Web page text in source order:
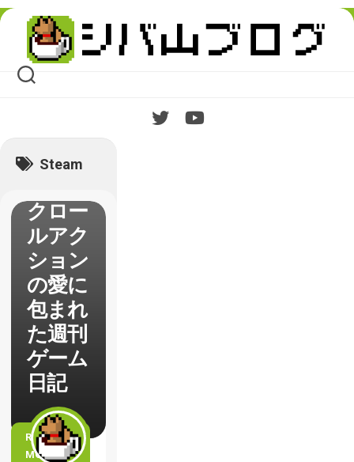
Skip
content
Steam
【Figh
Rage
】でベ
クロー
ルアク
ション
の愛に
包まれ
た週刊
ゲーム
日記
READ
MORE